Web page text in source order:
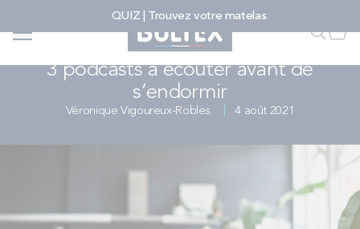
QUIZ | Trouvez votre matelas
Faire
FAIRE UNE RECHERCHE
3 podcasts à écouter avant de s’endormir - Bultex
CULTURE SOMMEIL
3 podcasts à écouter avant de
s’endormir
Véronique Vigoureux-Robles 4 août 2021